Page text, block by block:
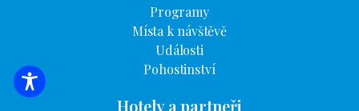
Programy
Místa k návštěvě
Události
Pohostinství
Hotely a partneři